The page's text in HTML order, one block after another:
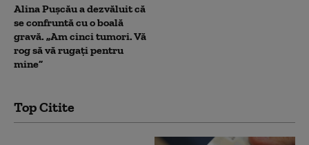
Alina Pușcău a dezvăluit că
se confruntă cu o boală
gravă. „Am cinci tumori. Vă
rog să vă rugați pentru
mine”
Top Citite